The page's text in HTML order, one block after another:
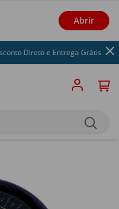
Abrir
Direto e Entrega Grátis